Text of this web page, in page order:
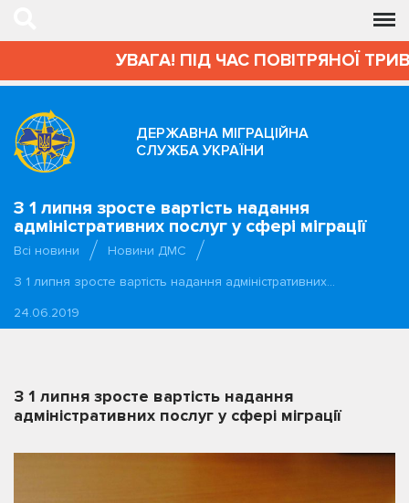
УВАГА! ПІД ЧАС ПОВІТРЯНОЇ
ДЕРЖАВНА МІГРАЦІЙНА
СЛУЖБА УКРАЇНИ
З 1 липня зросте вартість надання
адміністративних послуг у сфері міграції
Всі новини
Новини ДМС
З 1 липня зросте вартість надання адміністративних…
24.06.2019
З 1 липня зросте вартість надання
адміністративних послуг у сфері міграції